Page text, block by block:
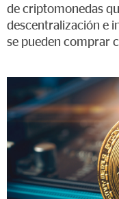
de criptomonedas
descentralización e
se pueden comprar